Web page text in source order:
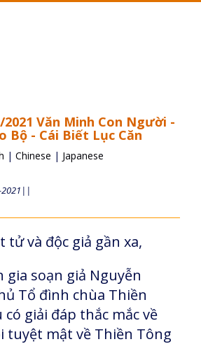
2021 Văn Minh Con Người -
Bộ - Cái Biết Lục Căn
| Chinese | Japanese
2021||
tử và độc giả gần xa,
gia soạn giả Nguyễn
Tổ đình chùa Thiền
giải đáp thắc mắc về
tuyệt mật về Thiền Tông